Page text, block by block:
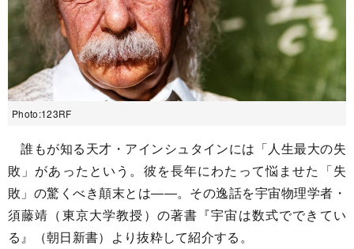
Photo:123RF
誰もが知る天才・アインシュタインには「人生最大の失
敗」があったという。彼を長年にわたって悩ませた「失
敗」の驚くべき顛末とは――。その逸話を宇宙物理学者・
須藤靖（東京大学教授）の著書『宇宙は数式でできてい
る』（朝日新書）より抜粋して紹介する。